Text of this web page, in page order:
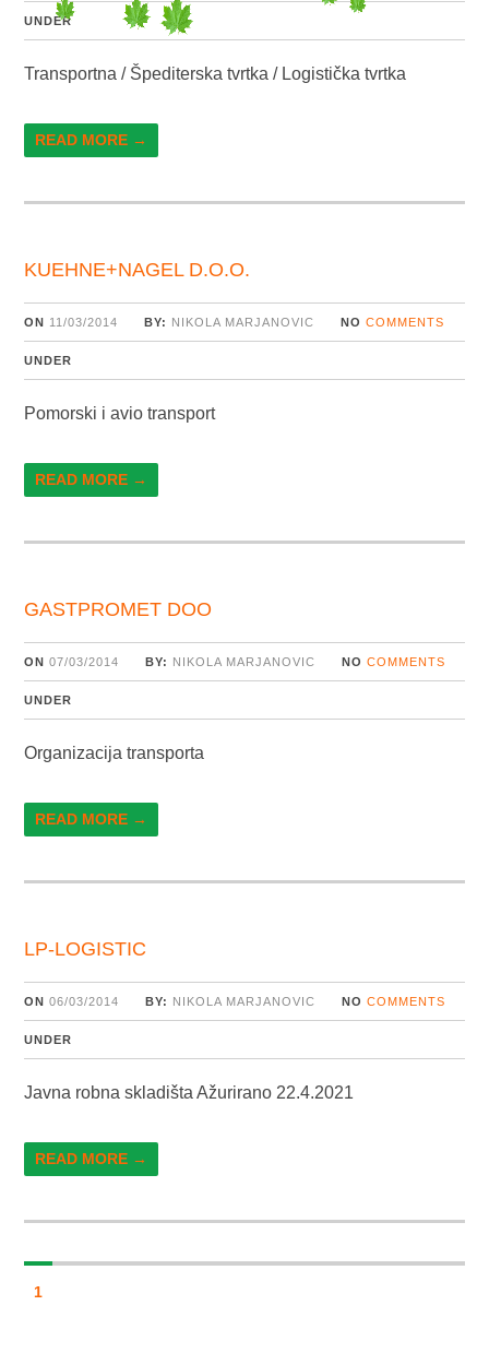
UNDER
Transportna / Špediterska tvrtka / Logistička tvrtka
READ MORE →
KUEHNE+NAGEL D.O.O.
ON 11/03/2014 BY: NIKOLA MARJANOVIC NO COMMENTS
UNDER
Pomorski i avio transport
READ MORE →
GASTPROMET DOO
ON 07/03/2014 BY: NIKOLA MARJANOVIC NO COMMENTS
UNDER
Organizacija transporta
READ MORE →
LP-LOGISTIC
ON 06/03/2014 BY: NIKOLA MARJANOVIC NO COMMENTS
UNDER
Javna robna skladišta Ažurirano 22.4.2021
READ MORE →
1